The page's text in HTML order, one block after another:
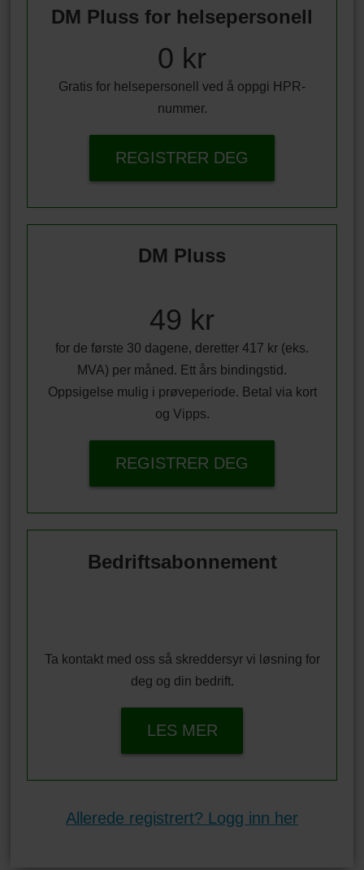
DM Pluss for helsepersonell
0 kr
Gratis for helsepersonell ved å oppgi HPR-
nummer.
REGISTRER DEG
DM Pluss
49 kr
for de første 30 dagene, deretter 417 kr (eks.
MVA) per måned. Ett års bindingstid.
Oppsigelse mulig i prøveperiode. Betal via kort
og Vipps.
REGISTRER DEG
Bedriftsabonnement
Ta kontakt med oss så skreddersyr vi løsning for
deg og din bedrift.
LES MER
Allerede registrert? Logg inn her